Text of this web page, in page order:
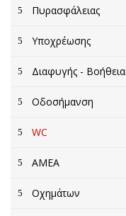
Πυρασφάλειας
Υποχρέωσης
Διαφυγής -
Οδοσήμανση
WC
AMEA
Οχημάτων